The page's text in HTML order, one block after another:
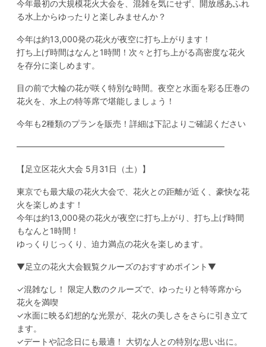
今年最初の大規模花火大会を、混雑を気にせず、開放感あふれ
る水上からゆったりと楽しみませんか？
今年は約13,000発の花火が夜空に打ち上がります！
打ち上げ時間はなんと1時間！次々と打ち上がる高密度な花火
を存分に楽しめます。
目の前で大輪の花が咲く特別な時間。夜空と水面を彩る圧巻の
花火を、水上の特等席で堪能しましょう！
今年も2種類のプランを販売！詳細は下記よりご確認ください
—————————————————————————
【足立区花火大会 5月31日（土）】
東京でも最大級の花火大会で、花火との距離が近く、豪快な花
火を楽しめます！
今年は約13,000発の花火が夜空に打ち上がり、打ち上げ時間
もなんと1時間！
ゆっくりじっくり、迫力満点の花火を楽しめます。
▼足立の花火大会観覧クルーズのおすすめポイント▼
✓混雑なし！ 限定人数のクルーズで、ゆったりと特等席から
花火を満喫
✓水面に映る幻想的な光景が、花火の美しさをさらに引き立て
ます。
✓デートや記念日にも最適！ 大切な人との特別な思い出に。